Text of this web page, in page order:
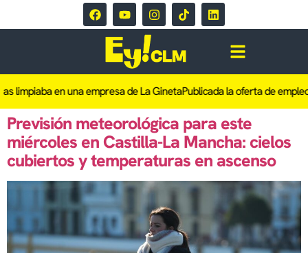
limpiaba en una empresa de La GinetaPublicada la oferta de empleo
Previsión meteorológica para este
miércoles en Castilla-La Mancha: cielos
cubiertos y temperaturas en ascenso